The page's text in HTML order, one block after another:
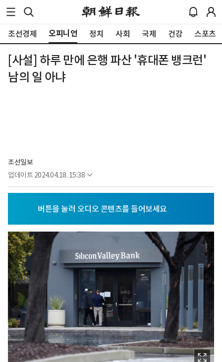
조선경제 오피니언 정치 사회 국제 건강 스포츠
[사설] 하루 만에 은행 파산 '휴대폰 뱅크런'
남의 일 아냐
조선일보
업데이트 2024.04.18. 15:38